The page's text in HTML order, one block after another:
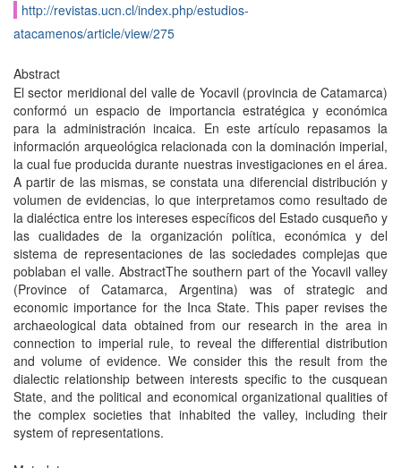
http://revistas.ucn.cl/index.php/estudios-
atacamenos/article/view/275
Abstract
El sector meridional del valle de Yocavil (provincia de Catamarca)
conformó un espacio de importancia estratégica y económica
para la administración incaica. En este artículo repasamos la
información arqueológica relacionada con la dominación imperial,
la cual fue producida durante nuestras investigaciones en el área.
A partir de las mismas, se constata una diferencial distribución y
volumen de evidencias, lo que interpretamos como resultado de
la dialéctica entre los intereses específicos del Estado cusqueño y
las cualidades de la organización política, económica y del
sistema de representaciones de las sociedades complejas que
poblaban el valle. AbstractThe southern part of the Yocavil valley
(Province of Catamarca, Argentina) was of strategic and
economic importance for the Inca State. This paper revises the
archaeological data obtained from our research in the area in
connection to imperial rule, to reveal the differential distribution
and volume of evidence. We consider this the result from the
dialectic relationship between interests specific to the cusquean
State, and the political and economical organizational qualities of
the complex societies that inhabited the valley, including their
system of representations.